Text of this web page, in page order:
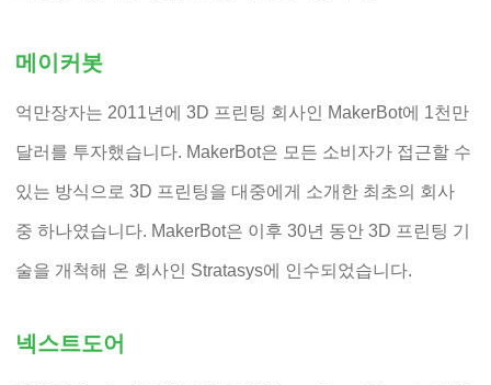
메이커봇
억만장자는 2011년에 3D 프린팅 회사인 MakerBot에 1천만
달러를 투자했습니다. MakerBot은 모든 소비자가 접근할 수
있는 방식으로 3D 프린팅을 대중에게 소개한 최초의 회사
중 하나였습니다. MakerBot은 이후 30년 동안 3D 프린팅 기
술을 개척해 온 회사인 Stratasys에 인수되었습니다.
넥스트도어